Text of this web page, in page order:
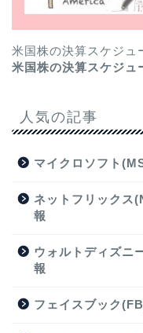
米国株の決算スケジュ
米国株の決算スケジュ
人気の記事
マイクロソフト
ネットフリックス
報
ウォルトディズニ
報
フェイスブック